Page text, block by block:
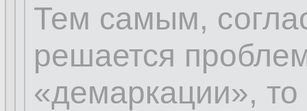
Тем самым,
решается
«демаркации», то